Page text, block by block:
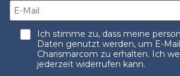
Ich stimme zu, dass meine
Daten genutzt werden, um E-
Charismarcom zu erhalten. Ich
jederzeit widerrufen kann.